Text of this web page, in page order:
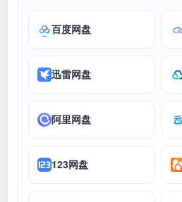
百度网盘
迅雷网盘
阿里网盘
123网盘